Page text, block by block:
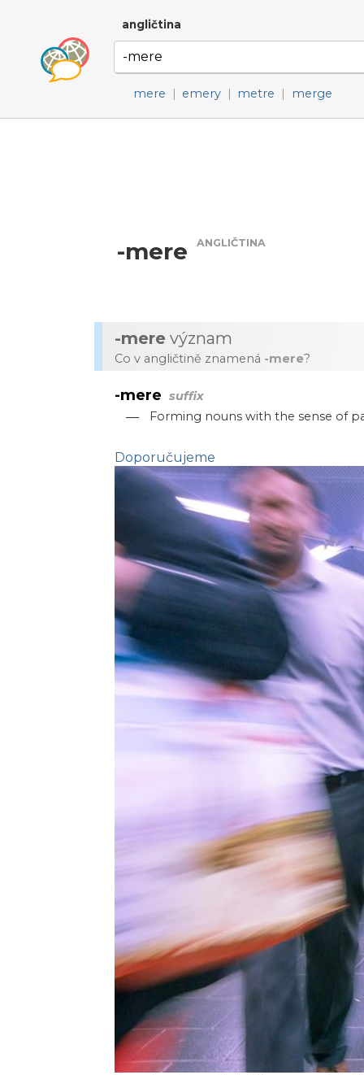
angličtina
mere | emery | metre | merge
-mere ANGLIČTINA
-mere význam
Co v angličtině znamená -mere?
-mere suffix
— Forming nouns with the sense of
Doporučujeme